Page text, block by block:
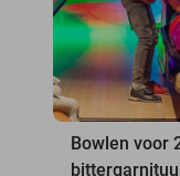
Bowlen voor